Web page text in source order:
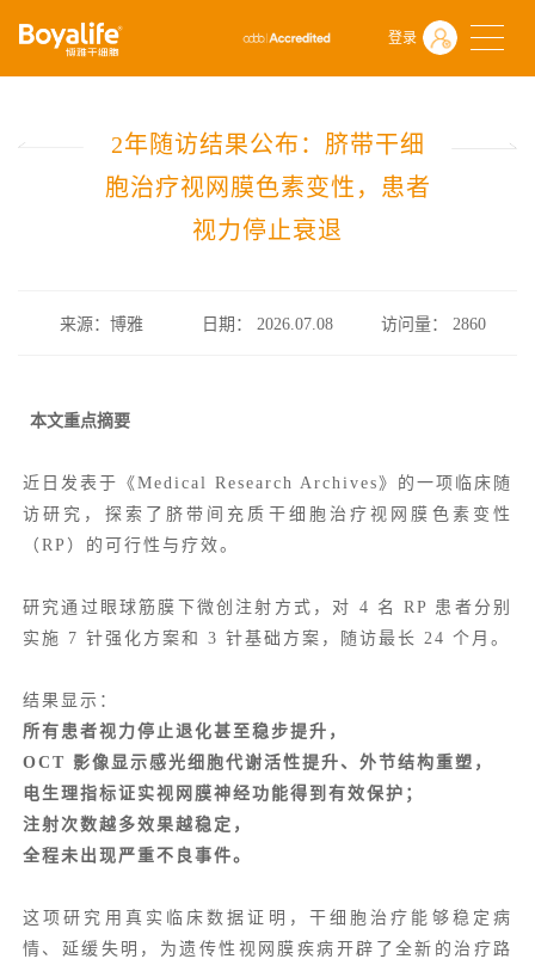
登录
首页 什么是干细胞
前沿动态
2年随访结果公布：脐带干细胞治疗视网膜色素变性，患者视力停止衰
2年随访结果公布：脐带干细
胞治疗视网膜色素变性，患者
视力停止衰退
来源：博雅 日期： 2026.07.08 访问量：2860
本文重点摘要
近日发表于《Medical Research Archives》的一项临床随
访研究，探索了脐带间充质干细胞治疗视网膜色素变性
（RP）的可行性与疗效。
研究通过眼球筋膜下微创注射方式，对 4 名 RP 患者分别
实施 7 针强化方案和 3 针基础方案，随访最长 24 个月。
结果显示：
所有患者视力停止退化甚至稳步提升，
OCT 影像显示感光细胞代谢活性提升、外节结构重塑，
电生理指标证实视网膜神经功能得到有效保护；
注射次数越多效果越稳定，
全程未出现严重不良事件。
这项研究用真实临床数据证明，干细胞治疗能够稳定病
情、延缓失明，为遗传性视网膜疾病开辟了全新的治疗路